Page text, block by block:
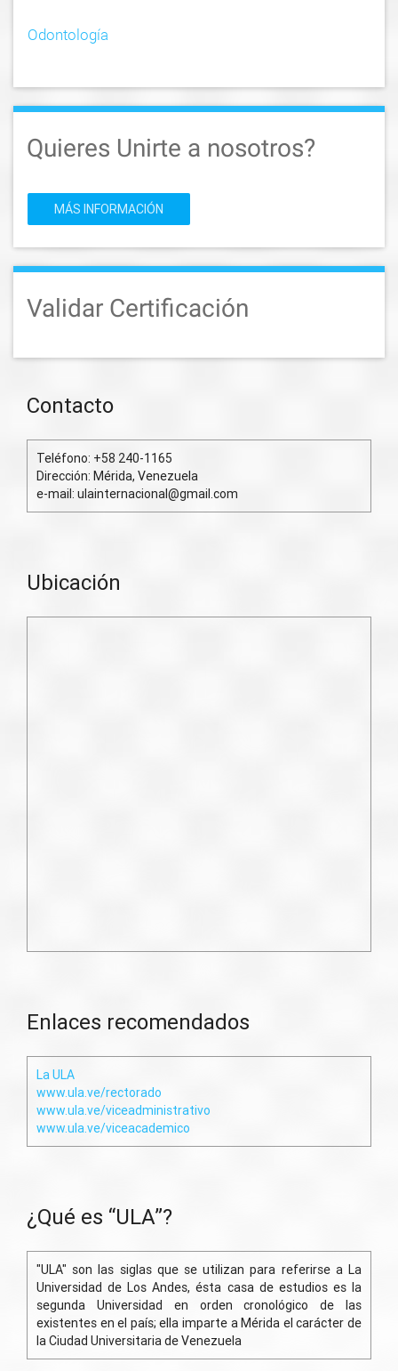
Odontología
Quieres Unirte a nosotros?
MÁS INFORMACIÓN
Validar Certificación
Contacto
Teléfono: +58 240-1165
Dirección: Mérida, Venezuela
e-mail: ulainternacional@gmail.com
Ubicación
Enlaces recomendados
La ULA
www.ula.ve/rectorado
www.ula.ve/viceadministrativo
www.ula.ve/viceacademico
¿Qué es “ULA”?
"ULA" son las siglas que se utilizan para referirse a La
Universidad de Los Andes, ésta casa de estudios es la
segunda Universidad en orden cronológico de las
existentes en el país; ella imparte a Mérida el carácter de
la Ciudad Universitaria de Venezuela